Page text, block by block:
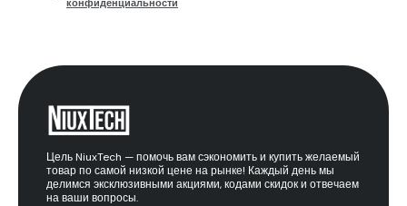
Цель NiuxTech — помочь вам сэкономить и купить желаемый
товар по самой низкой цене на рынке! Каждый день мы
делимся эксклюзивными акциями, кодами скидок и отвечаем
на ваши вопросы.